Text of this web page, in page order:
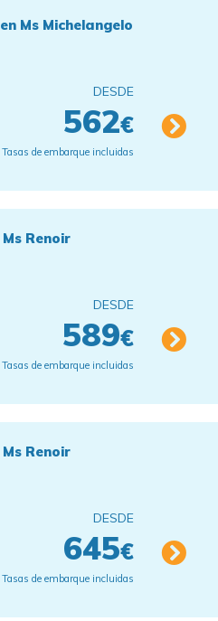
Ms Michelangelo
DESDE
562€
Tasas de embarque incluidas
Renoir
DESDE
589€
Tasas de embarque incluidas
Renoir
DESDE
645€
Tasas de embarque incluidas